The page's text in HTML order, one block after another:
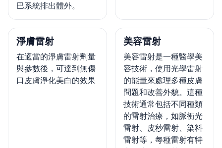
巴系統排出體外。
淨膚雷射
在適當的淨膚雷射劑量
與參數後，可達到無傷
口皮膚淨化美白的效果
美容雷射
美容雷射是一種醫學美
容技術，使用光學雷射
的能量來處理多種皮膚
問題和改善外貌。這種
技術通常包括不同種類
的雷射治療，如脈衝光
雷射、皮秒雷射、染料
雷射等，每種雷射有特